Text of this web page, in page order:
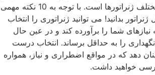
نیازها و ویژگی ‌های مختلف ژنراتورها است. با توجه به 10 نکته مهمی
بدانید! می ‌توانید ژنراتوری را انتخاب
نیازهای شما را برآورده کند و در عین حال
را به حداقل برساند. انتخاب درست
دهد که در مواقع اضطراری و نیاز، همواره
خواهید داشت.